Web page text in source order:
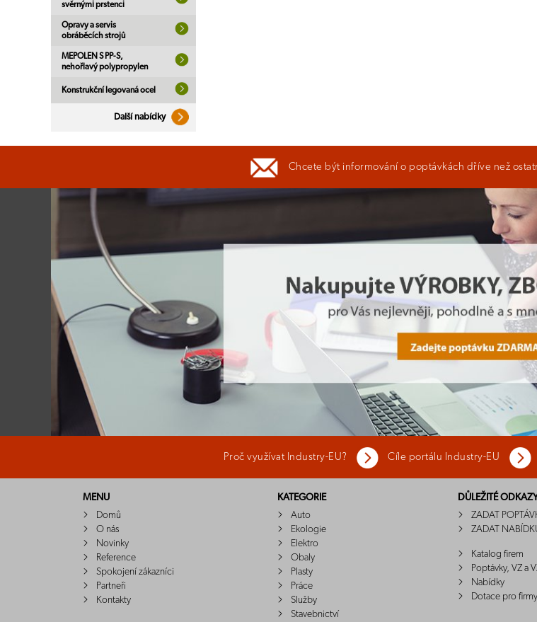
svěrnými prstenci
Opravy a servis
obráběcích strojů
MEPOLEN S PP-S,
nehořlavý polypropylen
Konstrukční legovaná ocel
Další nabídky
Chcete být informování o poptávkách dříve než
Proč využívat Industry-EU? Cíle portálu Industry-EU
MENU
Domů
O nás
Novinky
Reference
Spokojení zákazníci
Partneři
Kontakty
KATEGORIE
Auto
Ekologie
Elektro
Obaly
Plasty
Práce
Služby
Stavebnictví
DŮLEŽITÉ
ZADAT
ZADAT
Katalog firem
Poptávky, VZ a
Nabídky
Dotace pro firmy